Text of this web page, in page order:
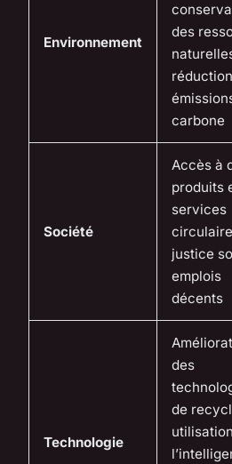
Environnement
des
carbone
Société
Accès à
produits
services
justice
emplois
décents
Technologie
des
de